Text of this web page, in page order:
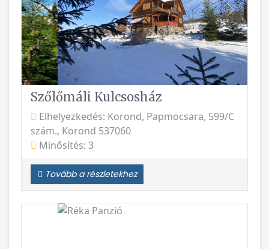
Vissza
Szőlőmáli Kulcsosház
Elhelyezkedés: Korond, Papmocsara, 599/C
szám., Korond 537060
Minősítés: 3
Tovább a részletekhez